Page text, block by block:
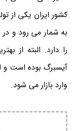
کشور ایران یکی از
به شمار می رود و
را دارد. البته از
آیسبرگ بوده است
وارد بازار می شود.